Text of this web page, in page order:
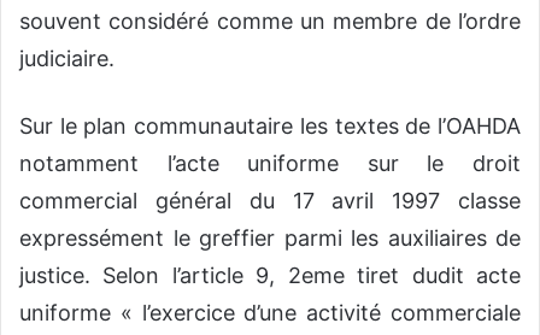
souvent considéré comme un membre de l’ordre
judiciaire.
Sur le plan communautaire les textes de l’OAHDA
notamment l’acte uniforme sur le droit
commercial général du 17 avril 1997 classe
expressément le greffier parmi les auxiliaires de
justice. Selon l’article 9, 2eme tiret dudit acte
uniforme « l’exercice d’une activité commerciale